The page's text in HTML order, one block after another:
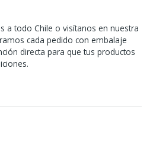
a todo Chile o visítanos en nuestra
cada pedido con embalaje
directa para que tus productos